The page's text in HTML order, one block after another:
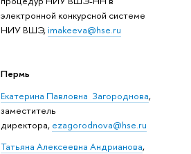
электронной конкурсной системе
НИУ ВШЭ,imakeeva@hse.ru
Пермь
Екатерина Павловна Загороднова,
заместитель
директора, ezagorodnova@hse.ru
Татьяна Алексеевна Андрианова,